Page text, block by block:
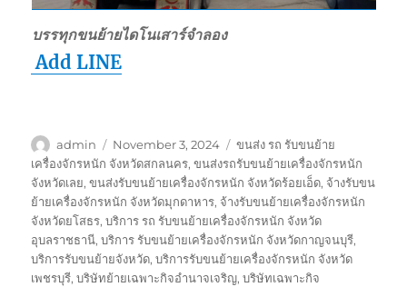
บรรทุกขนย้ายไดโนเสาร์จำลอง
Add LINE
Author
admin
Posted
on
November 3, 2024 Tags
ขนส่ง รถ รับขนย้าย
เครื่องจักรหนัก จังหวัดสกลนคร,ขนส่งรถรับขนย้ายเครื่องจักรหนัก
จังหวัดเลย,ขนส่งรับขนย้ายเครื่องจักรหนัก จังหวัดร้อยเอ็ด, จ้างรับขน
ย้ายเครื่องจักรหนัก จังหวัดมุกดาหาร, จ้างรับขนย้ายเครื่องจักรหนัก
จังหวัดยโสธร,บริการ รถ รับขนย้ายเครื่องจักรหนัก จังหวัด
อุบลราชธานี,บริการ รับขนย้ายเครื่องจักรหนัก จังหวัดกาญจนบุรี,
บริการรับขนย้ายจังหวัด,บริการรับขนย้ายเครื่องจักรหนัก จังหวัด
เพชรบุรี,บริษัทย้ายเฉพาะกิจอำนาจเจริญ,บริษัทเฉพาะกิจ